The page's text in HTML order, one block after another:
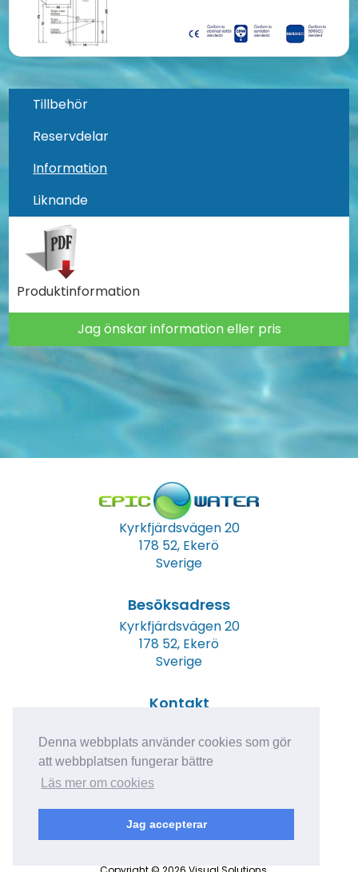
Denna webbplats använder cookies som gör
att webbplatsen fungerar bättre
Läs mer om cookies
Jag accepterar
Tillbehör
Reservdelar
Information
Liknande
Produktinformation
Jag önskar information eller pris
Kyrkfjärdsvägen 20
178 52, Ekerö
Sverige
Besöksadress
Kyrkfjärdsvägen 20
178 52, Ekerö
Sverige
Kontakt
E-post:info@epicwater.se